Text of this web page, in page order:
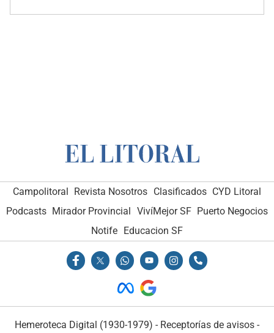
Campolitoral Revista Nosotros Clasificados CYD Litoral
Podcasts Mirador Provincial VivíMejor SF Puerto Negocios
Notife
Educacion SF
Hemeroteca Digital (1930-1979) - Receptorías de avisos -